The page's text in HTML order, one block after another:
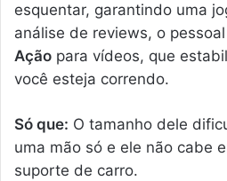
esquentar, garantindo uma
análise de reviews, o
Ação para vídeos, que
você esteja correndo.
Só que: O tamanho dele
uma mão só e ele não cabe
suporte de carro.